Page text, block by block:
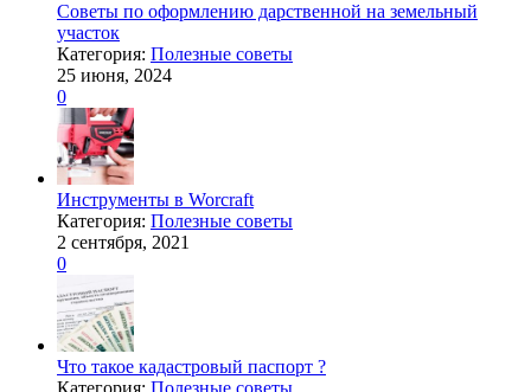
Советы по оформлению дарственной на земельный
участок
Категория: Полезные советы
25 июня, 2024
0
Инструменты в Worcraft
Категория: Полезные советы
2 сентября, 2021
0
Что такое кадастровый паспорт ?